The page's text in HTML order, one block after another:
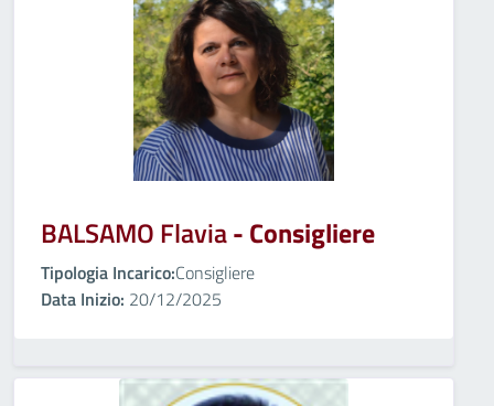
BALSAMO Flavia- Consigliere
Tipologia Incarico:Consigliere
Data Inizio: 20/12/2025